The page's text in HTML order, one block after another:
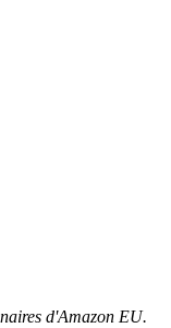
d'Amazon EU.